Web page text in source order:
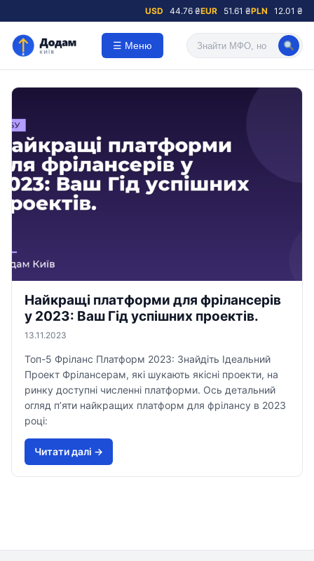
USD 44.76 ₴EUR 51.61 ₴PLN 12.01 ₴
☰ Меню
Найкращі платформи для фрілансерів
у 2023: Ваш Гід успішних проектів.
13.11.2023
Топ-5 Фріланс Платформ 2023: Знайдіть Ідеальний
Проект Фрілансерам, які шукають якісні проекти, на
ринку доступні численні платформи. Ось детальний
огляд п’яти найкращих платформ для фрілансу в 2023
році:
Читати далi →